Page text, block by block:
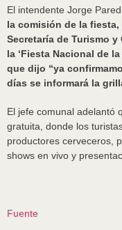
El intendente Jorge
la comisión de la
Secretaría de Turismo
la ‘Fiesta Nacional de
que dijo “ya
días se informará la
El jefe comunal adelantó
gratuita, donde los
productores cerveceros,
shows en vivo y
Fuente